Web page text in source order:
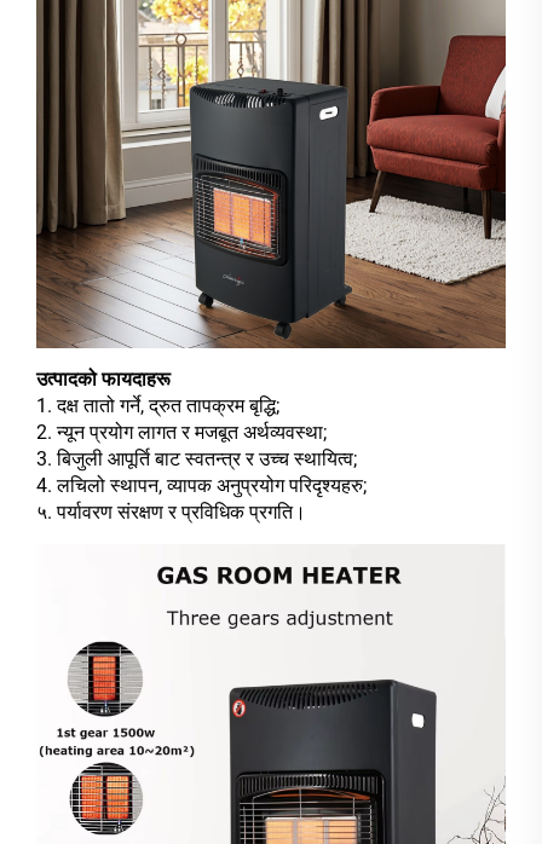
उत्पादको फायदाहरू
1. दक्ष तातो गर्ने, द्रुत तापक्रम बृद्धि;
2. न्यून प्रयोग लागत र मजबूत अर्थव्यवस्था;
3. बिजुली आपूर्ति बाट स्वतन्त्र र उच्च स्थायित्व;
4. लचिलो स्थापन, व्यापक अनुप्रयोग परिदृश्यहरु;
५. पर्यावरण संरक्षण र प्रविधिक प्रगति।